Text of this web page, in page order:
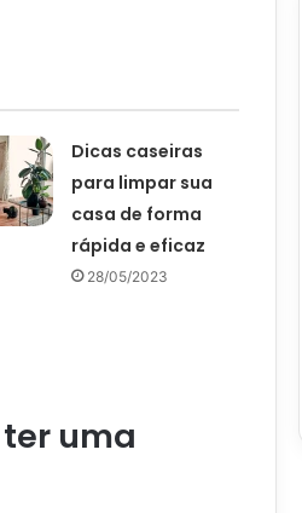
Dicas caseiras
para limpar sua
casa de forma
rápida e eficaz
28/05/2023
uma